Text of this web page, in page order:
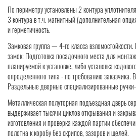
По периметру установлены 2 контура
3 контура в т.ч. магнитный (дополнительная
и герметичность.
Замковая группа — 4-го класса
замок: Подготовка посадочного места для
планируемой к установке, либо установка
определенного типа - по требованию заказчика.
Раздельные дверные специализированные
Металлическая полуторная подъездная дверь
выдерживает тысячи циклов открывания и
изготовления и проверка каждой партии
полотна к коробу без скрипов, зазоров и щелей.